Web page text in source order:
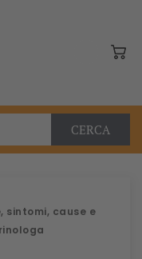
CERCA
sintomi, cause e